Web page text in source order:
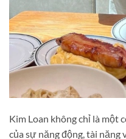
Kim Loan không chỉ là một
của sự năng động, tài năng